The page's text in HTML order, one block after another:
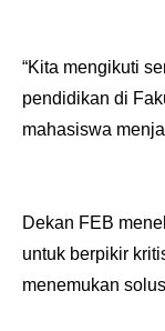
“Kita mengikuti
pendidikan di
mahasiswa
Dekan FEB
untuk berpikir
menemukan